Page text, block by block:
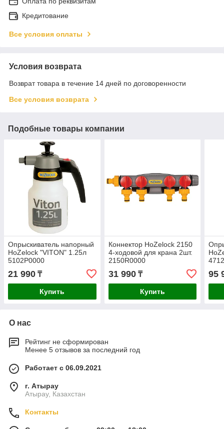
Кредитование
Все условия оплаты
Условия возврата
Возврат товара в течение 14 дней по договоренности
Все условия возврата
Подобные товары компании
Опрыскиватель напорный
HoZelock "VITON" 1.25л
5102P0000
21 990 ₸
Купить
Коннектор HoZelock 2150
4-ходовой для крана 2шт.
2150R0000
31 990₸
Купить
95
О нас
Рейтинг не сформирован
Менее 5 отзывов за последний год
Работает с 06.09.2021
г. Атырау
Атырау, Казахстан
Контакты